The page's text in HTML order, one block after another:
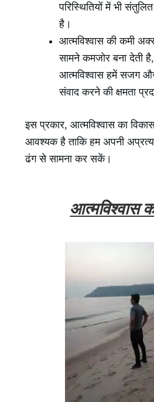
परिस्थितियों में भी
है।
आत्मविश्वास की कमी
सामने कमजोर बना देती
आत्मविश्वास हमें सजग
संवाद करने की क्षमता
इस प्रकार, आत्मविश्वास का
आवश्यक है ताकि हम अपनी
ढंग से सामना कर सकें।
आत्मविश्वास